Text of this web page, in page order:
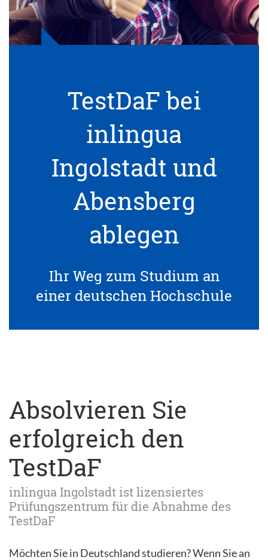
TestDaF bei
inlingua
Ingolstadt und
Abensberg
ablegen
Ihr Weg zum Studium an
einer deutschen Hochschule
Absolvieren Sie
erfolgreich den
TestDaF
inlingua Ingolstadt ist lizensiertes
Prüfungszentrum für die Abnahme des
TestDaF
Möchten Sie in Deutschland studieren? Wenn Sie an